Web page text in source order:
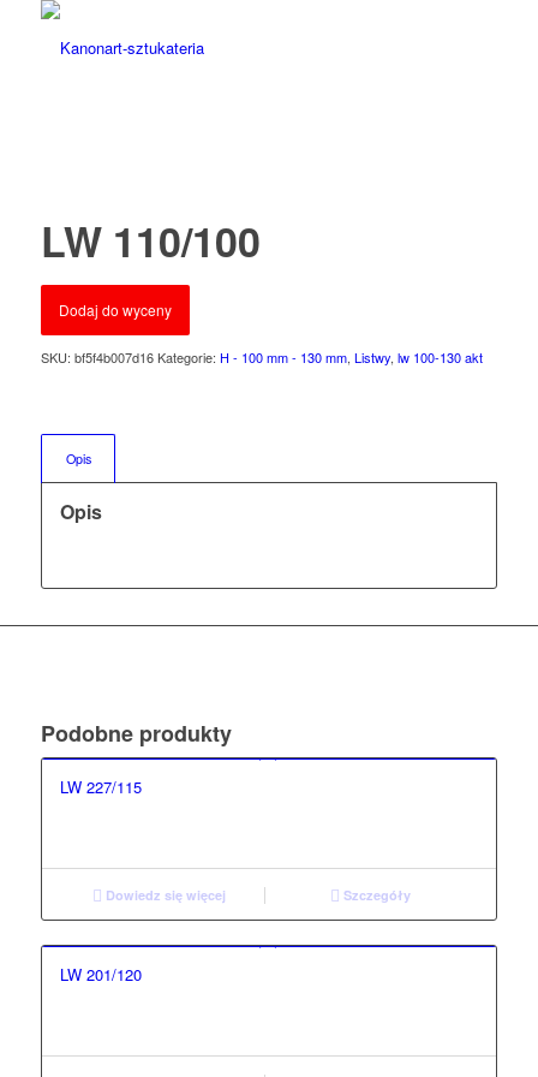
LW 110/100
Dodaj do wyceny
SKU: bf5f4b007d16 Kategorie: H - 100 mm - 130 mm, Listwy, lw 100-130 akt
Opis
Opis
Podobne produkty
LW 227/115
Dowiedz się więcej Szczegóły
LW 201/120